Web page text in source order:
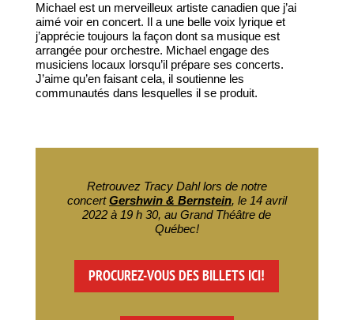
Michael est un merveilleux artiste canadien que j’ai
aimé voir en concert. Il a une belle voix lyrique et
j’apprécie toujours la façon dont sa musique est
arrangée pour orchestre. Michael engage des
musiciens locaux lorsqu’il prépare ses concerts.
J’aime qu’en faisant cela, il soutienne les
communautés dans lesquelles il se produit.
Retrouvez Tracy Dahl lors de notre
concertGershwin & Bernstein, le 14 avril
2022 à 19 h 30, au Grand Théâtre de
Québec!
PROCUREZ-VOUS DES BILLETS ICI!